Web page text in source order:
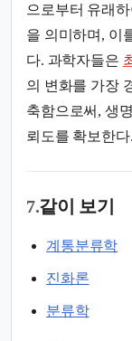
으로부터 유래
을 의미하며, 이
다. 과학자들은
의 변화를 가장
축함으로써, 생
뢰도를 확보한다.
7.같이 보기
계통분류학
진화론
분류학